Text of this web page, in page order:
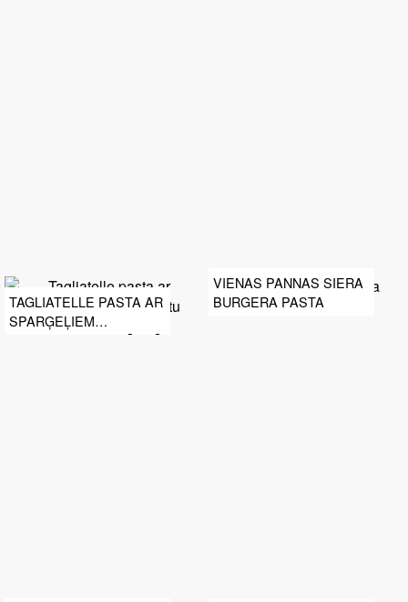
TAGLIATELLE PASTA AR
SPARĢEĻIEM
KOKOSRIEKSTU MĒRCĒ
VIENAS PANNAS SIERA
BURGERA PASTA